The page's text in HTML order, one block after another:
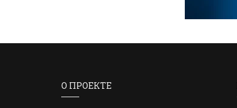
О ПРОЕКТЕ